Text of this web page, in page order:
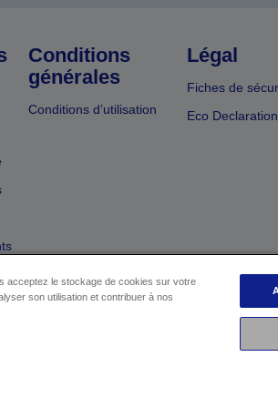
Conditions
générales
Conditions d’utilisation
Légal
Fiches de
Eco Declaration
acceptez le stockage de cookies sur votre
son utilisation et contribuer à nos